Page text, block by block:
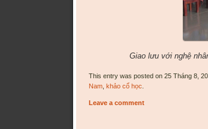
Giao lưu với nghệ
This entry was posted on 25 Tháng 8,
Nam, khảo cổ học
Leave a comment